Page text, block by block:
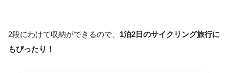
2段にわけて収納ができるので、 1泊2日のサイクリング旅行に
もぴったり！